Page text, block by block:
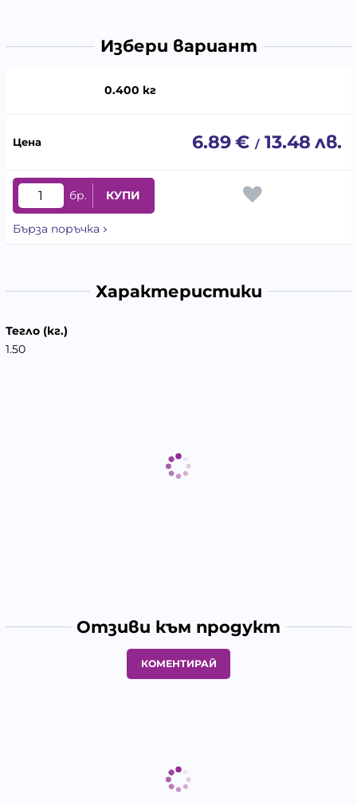
Избери вариант
0.400 кг
6.89€ / 13.48 лв.
бр. КУПИ
Бърза поръчка
Характеристики
Тегло (кг.)
1.50
Отзиви към продукт
КОМЕНТИРАЙ